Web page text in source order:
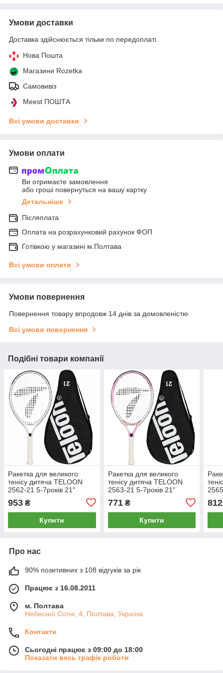
Умови доставки
Доставка здійснюється тільки по передоплаті.
Нова Пошта
Магазини Rozetka
Самовивіз
Meest ПОШТА
Всі умови доставки
Умови оплати
Ви отримаєте замовлення
або гроші повернуться на вашу картку
Детальніше
Післяплата
Оплата на розрахунковий рахунок ФОП
Готівкою у магазині м.Полтава
Всі умови оплати
Умови повернення
Повернення товару впродовж 14 днів за домовленістю
Всі умови повернення
Подібні товари компанії
Ракетка для великого
тенісу дитяча TELOON
2562-21 5-7років 21"
953 ₴
Купити
Ракетка для великого
тенісу дитяча TELOON
2563-21 5-7років 21"
771₴
Купити
812
Про нас
90% позитивних з 108 відгуків за рік
Працює з 16.08.2011
м. Полтава
Небесної Сотні, 4, Полтава, Україна
Контакти
Сьогодні працює з 09:00 до 18:00
Показати весь графік роботи